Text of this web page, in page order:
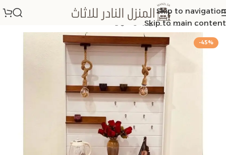
Skip to navigation
Skip to main content
الرئيسية/كورنر كوفي ركن قهوة
-45%